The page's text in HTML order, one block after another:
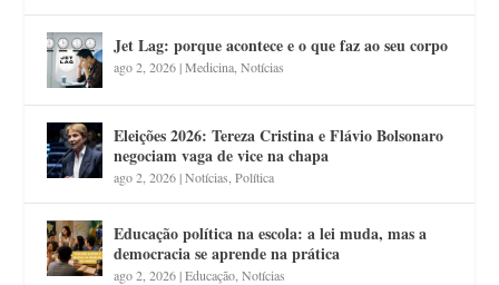
Jet Lag: porque acontece e o que faz ao seu corpo
ago 2, 2026|Medicina ,Notícias
Eleições 2026: Tereza Cristina e Flávio Bolsonaro
negociam vaga de vice na chapa
ago 2, 2026|Notícias ,Política
Educação política na escola: a lei muda, mas a
democracia se aprende na prática
ago 2, 2026|Educação ,Notícias